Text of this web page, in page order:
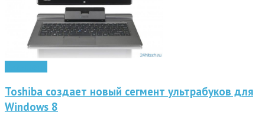
Toshiba создает новый сегмент ультрабуков для
Windows 8